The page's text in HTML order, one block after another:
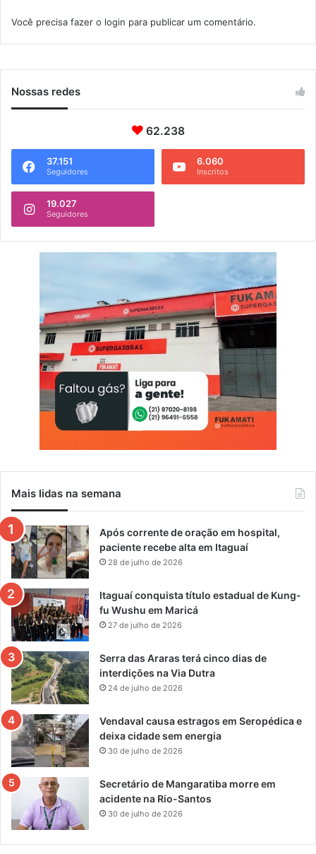
a
k
t
l
Você precisa fazer o login para publicar um comentário.
Nossas redes
62.238
37.151
Seguidores
6.060
Inscritos
19.027
Seguidores
Mais lidas na semana
Após corrente de oração em hospital,
paciente recebe alta em Itaguaí
28 de julho de 2026
Itaguaí conquista título estadual de Kung-
fu Wushu em Maricá
27 de julho de 2026
Serra das Araras terá cinco dias de
interdições na Via Dutra
24 de julho de 2026
Vendaval causa estragos em Seropédica e
deixa cidade sem energia
30 de julho de 2026
Secretário de Mangaratiba morre em
acidente na Rio-Santos
30 de julho de 2026